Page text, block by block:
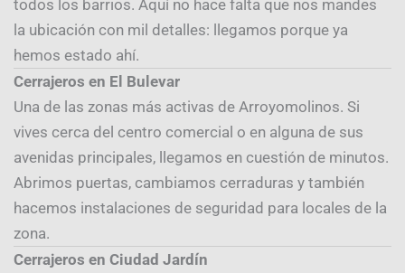
todos los barrios. Aquí no hace falta que nos mandes
la ubicación con mil detalles: llegamos porque ya
hemos estado ahí.
Cerrajeros en El Bulevar
Una de las zonas más activas de Arroyomolinos. Si
vives cerca del centro comercial o en alguna de sus
avenidas principales, llegamos en cuestión de minutos.
Abrimos puertas, cambiamos cerraduras y también
hacemos instalaciones de seguridad para locales de la
zona.
Cerrajeros en Ciudad Jardín